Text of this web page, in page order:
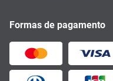
Formas de pagamento